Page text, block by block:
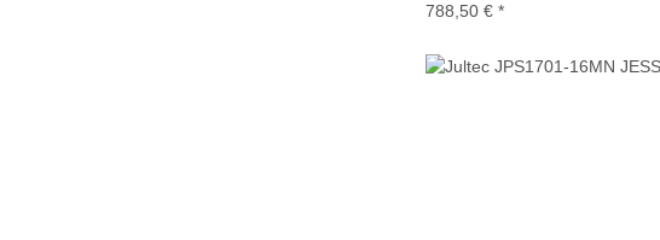
788,50 € *